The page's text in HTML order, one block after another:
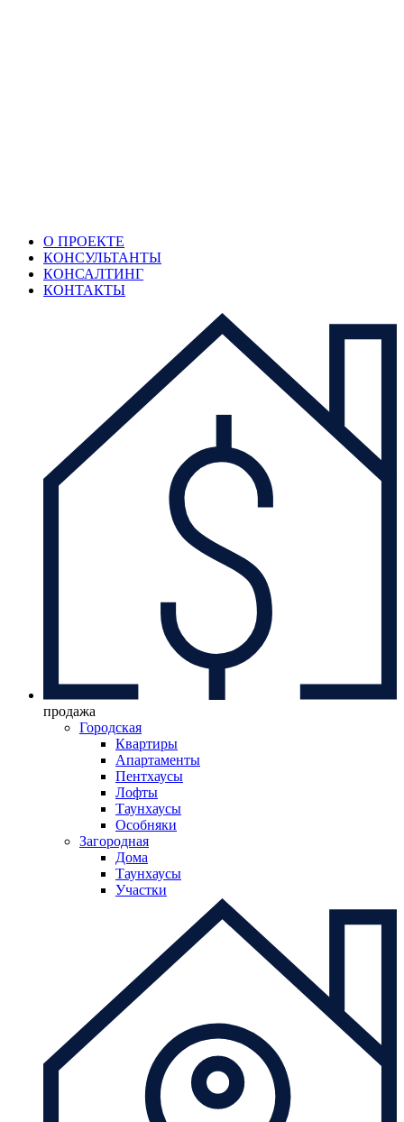
О ПРОЕКТЕ
КОНСУЛЬТАНТЫ
КОНСАЛТИНГ
КОНТАКТЫ
продажа
Городская
Квартиры
Апартаменты
Пентхаусы
Лофты
Таунхаусы
Особняки
Загородная
Дома
Таунхаусы
Участки